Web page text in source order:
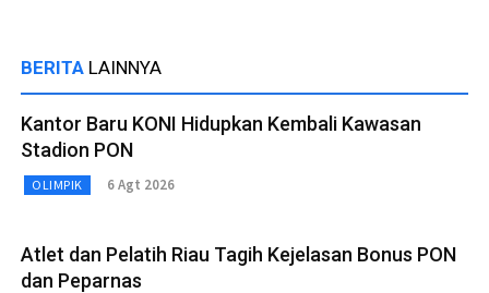
BERITA LAINNYA
Kantor Baru KONI Hidupkan Kembali Kawasan
Stadion PON
OLIMPIK 6 Agt 2026
Atlet dan Pelatih Riau Tagih Kejelasan Bonus PON
dan Peparnas